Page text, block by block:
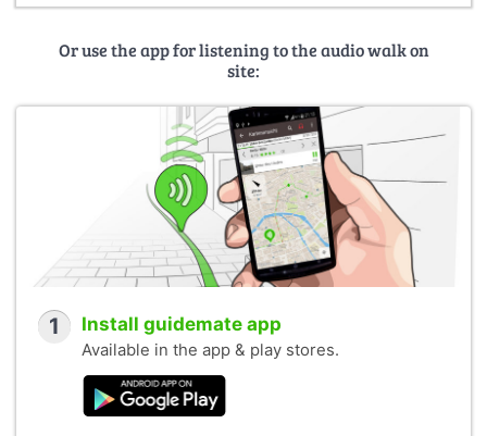
Or use the app for listening to the audio walk on
site:
1 Install guidemate app
Available in the app & play stores.